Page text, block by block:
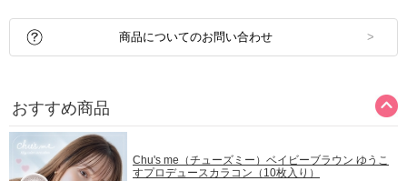
商品についてのお問い合わせ
おすすめ商品
Chu's me（チューズミー）ベイビーブラウン ゆうこ
すプロデュースカラコン（10枚入り）